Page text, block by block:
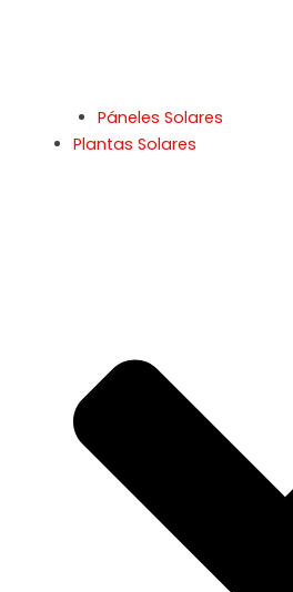
Páneles Solares
Plantas Solares